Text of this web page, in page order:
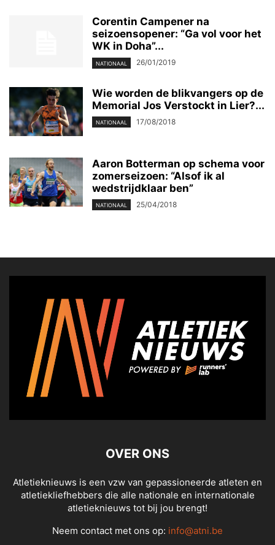
Corentin Campener na
seizoensopener: “Ga vol voor het
WK in Doha”...
NATIONAAL 26/01/2019
Wie worden de blikvangers op de
Memorial Jos Verstockt in Lier?...
NATIONAAL 17/08/2018
Aaron Botterman op schema voor
zomerseizoen: “Alsof ik al
wedstrijdklaar ben”
NATIONAAL 25/04/2018
OVER ONS
Atletieknieuws is een vzw van gepassioneerde atleten en
atletiekliefhebbers die alle nationale en internationale
atletieknieuws tot bij jou brengt!
Neem contact met ons op: info@atni.be